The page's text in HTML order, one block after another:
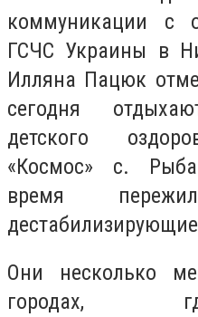
коммуникации с
ГСЧС Украины в
Илляна Пацюк
сегодня
детского
«Космос» с.
время
Они несколько
городах,